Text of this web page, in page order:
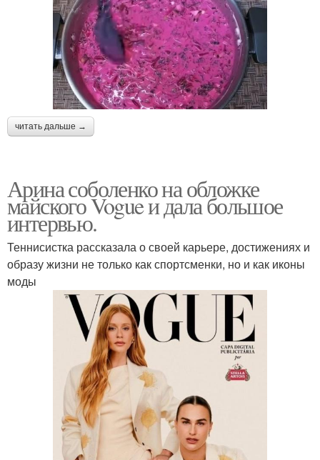
читать дальше →
Арина соболенко на обложке
майского Vogue и дала большое
интервью.
Теннисистка рассказала о своей карьере, достижениях и
образу жизни не только как спортсменки, но и как иконы
моды